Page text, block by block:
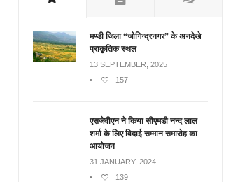
मण्डी जिला “जोगिन्द्रनगर” के अनदेखे
प्राकृतिक स्थल
13 SEPTEMBER, 2025
•
157
एसजेवीएन ने किया सीएमडी नन्‍द लाल
शर्मा के लिए विदाई सम्मान समारोह का
आयोजन
31 JANUARY, 2024
•
139